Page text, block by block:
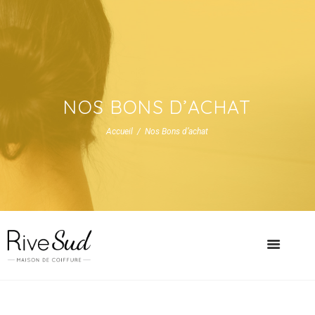
NOS BONS D’ACHAT
Accueil Nos Bons d’achat